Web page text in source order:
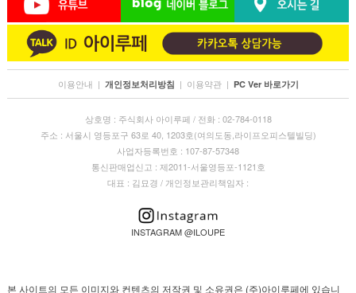
이용안내 | 개인정보처리방침 | 이용약관 | PC Ver 바로가기
상호명 : 주식회사 아이루페 / 전화 : 02-784-0118
주소 : 서울시 영등포구 63로 40, 1203호(여의도동,라이프오피스텔빌딩)
사업자등록번호 : 107-87-57348
통신판매업신고 : 제2011-서울영등포-1121호
대표 : 김묘경 / 개인정보관리책임자 :
INSTAGRAM @ILOUPE
본 사이트의 모든 이미지와 컨텐츠의 저작권 및 소유권은 (주)아이루페에 있습니